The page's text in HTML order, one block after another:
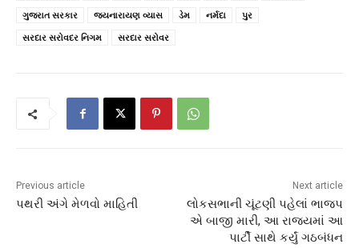
ગુજરાત સરકાર
જયનારાયણ વ્યાસ ડેમ નર્મદા
પુર
સરદાર સરોવદર નિગમ
સરદાર સરોવર
Previous article
પથરી અંગે મેળવો માહિતી
Next article
લોકસભાની ચૂંટણી પહેલાં ભાજપ
એ બાજી મારી, આ રાજ્યમાં આ
પાર્ટી સાથે કર્યું ગઠબંધન